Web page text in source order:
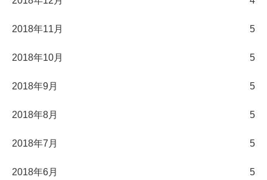
2018年11月 5
2018年10月 5
2018年9月 5
2018年8月 5
2018年7月 5
2018年6月 5